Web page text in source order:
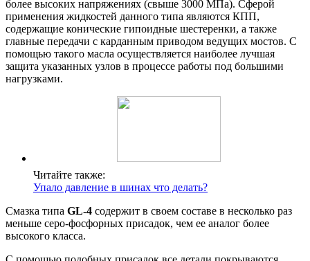
более высоких напряжениях (свыше 3000 МПа). Сферой
применения жидкостей данного типа являются КПП,
содержащие конические гипоидные шестеренки, а также
главные передачи с карданным приводом ведущих мостов. С
помощью такого масла осуществляется наиболее лучшая
защита указанных узлов в процессе работы под большими
нагрузками.
Читайте также:
Упало давление в шинах что делать?
Смазка типа GL-4 содержит в своем составе в несколько раз
меньше серо-фосфорных присадок, чем ее аналог более
высокого класса.